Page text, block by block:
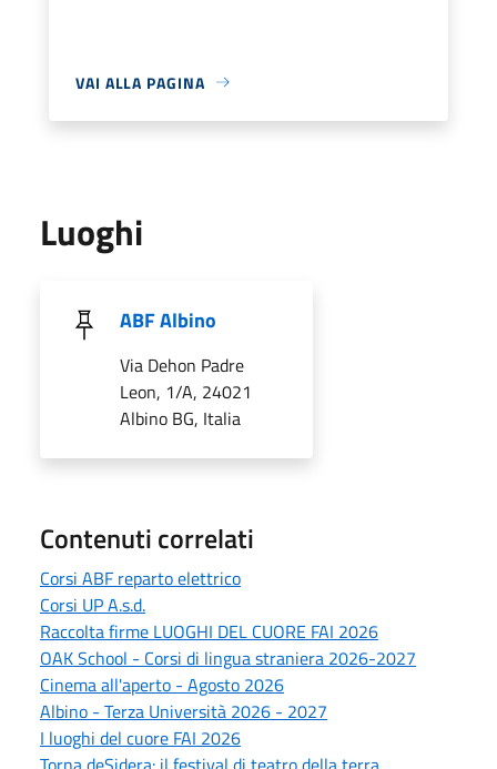
VAI ALLA PAGINA
Luoghi
ABF Albino
Via Dehon Padre
Leon, 1/A, 24021
Albino BG, Italia
Contenuti correlati
Corsi ABF reparto elettrico
Corsi UP A.s.d.
Raccolta firme LUOGHI DEL CUORE FAI 2026
OAK School - Corsi di lingua straniera 2026-2027
Cinema all'aperto - Agosto 2026
Albino - Terza Università 2026 - 2027
I luoghi del cuore FAI 2026